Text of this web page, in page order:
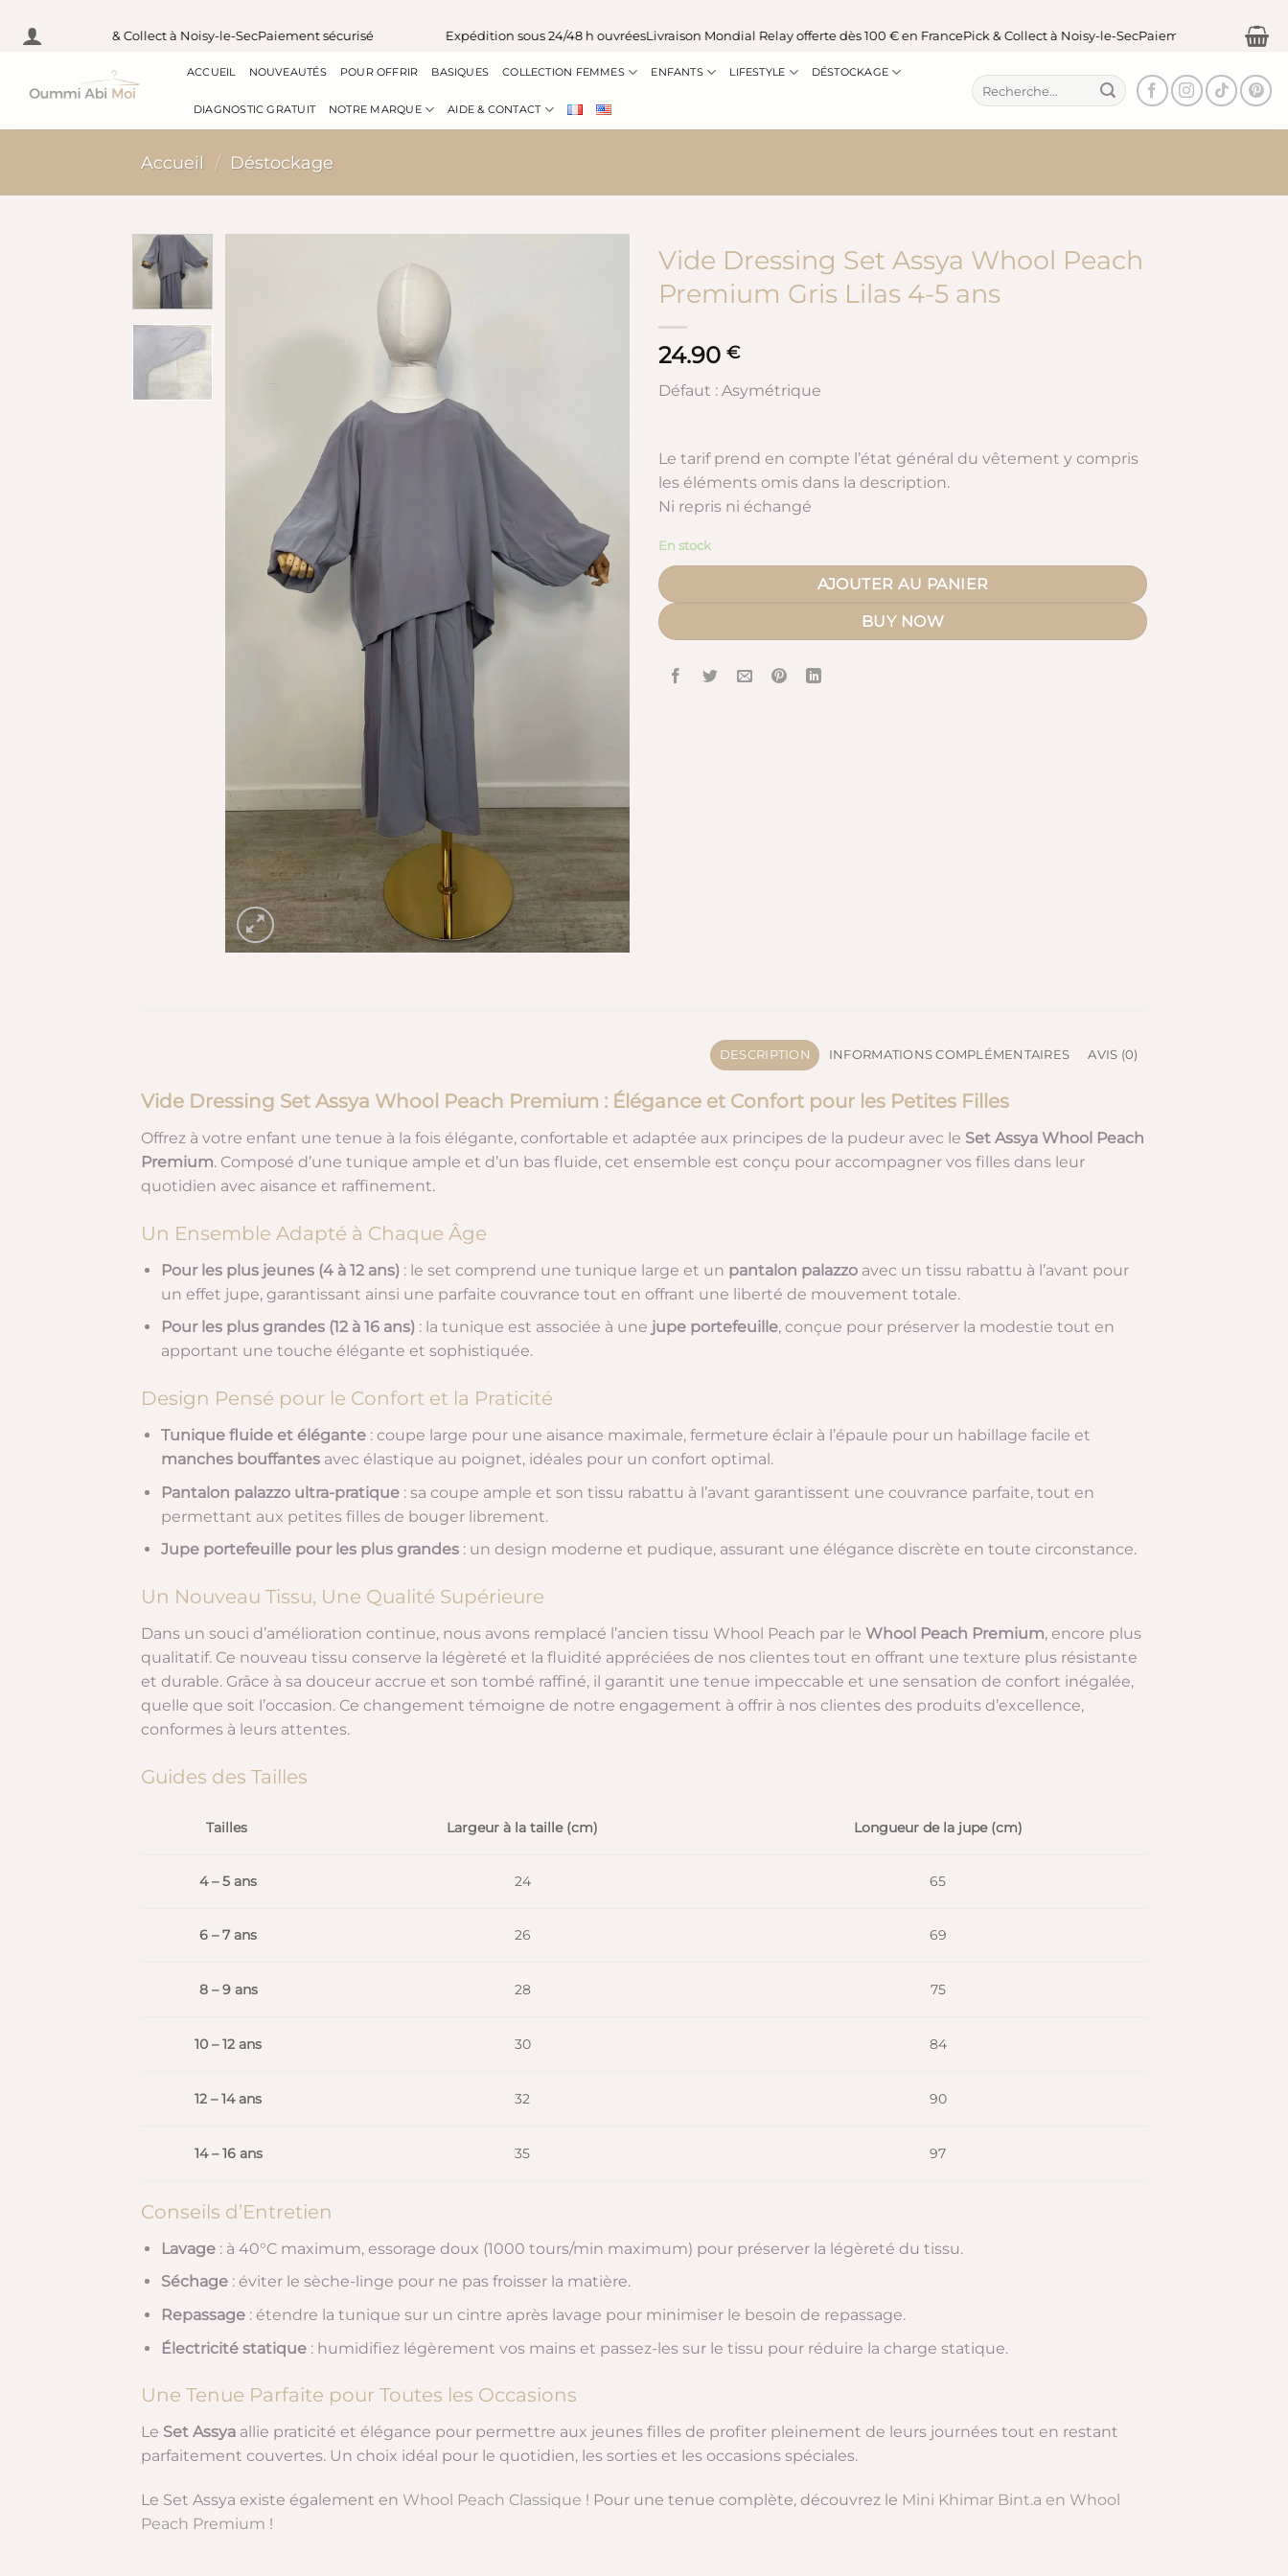
Passer
France Pick & Collect à Noisy-le-SecPaiement sécurisé Expédition sous 24/48 h ouvréesLivraison Mondial Relay offerte dès 100 € en FrancePick & Collect à Noisy-le-SecPaiement sécurisé
ACCUEIL NOUVEAUTÉS POUR OFFRIR BASIQUES COLLECTION FEMMES ENFANTS LIFESTYLE DÉSTOCKAGE
DIAGNOSTIC GRATUIT NOTRE MARQUE AIDE & CONTACT
Recherche
pour :
Accueil / Déstockage
Vide Dressing Set Assya Whool Peach
Premium Gris Lilas 4-5 ans
24.90 €
Défaut : Asymétrique
Le tarif prend en compte l’état général du vêtement y compris
les éléments omis dans la description.
Ni repris ni échangé
En stock
AJOUTER AU PANIER
BUY NOW
DESCRIPTION INFORMATIONS COMPLÉMENTAIRES AVIS (0)
Vide Dressing Set Assya Whool Peach Premium : Élégance et Confort pour les Petites Filles
Offrez à votre enfant une tenue à la fois élégante, confortable et adaptée aux principes de la pudeur avec le Set Assya Whool Peach
Premium. Composé d’une tunique ample et d’un bas fluide, cet ensemble est conçu pour accompagner vos filles dans leur
quotidien avec aisance et raffinement.
Un Ensemble Adapté à Chaque Âge
Pour les plus jeunes (4 à 12 ans): le set comprend une tunique large et un pantalon palazzoavec un tissu rabattu à l’avant pour
un effet jupe, garantissant ainsi une parfaite couvrance tout en offrant une liberté de mouvement totale.
Pour les plus grandes (12 à 16 ans): la tunique est associée à une jupe portefeuille, conçue pour préserver la modestie tout en
apportant une touche élégante et sophistiquée.
Design Pensé pour le Confort et la Praticité
Tunique fluide et élégante: coupe large pour une aisance maximale, fermeture éclair à l’épaule pour un habillage facile et
manches bouffantesavec élastique au poignet, idéales pour un confort optimal.
Pantalon palazzo ultra-pratique: sa coupe ample et son tissu rabattu à l’avant garantissent une couvrance parfaite, tout en
permettant aux petites filles de bouger librement.
Jupe portefeuille pour les plus grandes: un design moderne et pudique, assurant une élégance discrète en toute circonstance.
Un Nouveau Tissu, Une Qualité Supérieure
Dans un souci d’amélioration continue, nous avons remplacé l’ancien tissu Whool Peach par le Whool Peach Premium, encore plus
qualitatif. Ce nouveau tissu conserve la légèreté et la fluidité appréciées de nos clientes tout en offrant une texture plus résistante
et durable. Grâce à sa douceur accrue et son tombé raffiné, il garantit une tenue impeccable et une sensation de confort inégalée,
quelle que soit l’occasion. Ce changement témoigne de notre engagement à offrir à nos clientes des produits d’excellence,
conformes à leurs attentes.
Guides des Tailles
Tailles Largeur à la taille (cm) Longueur de la jupe (cm)
4 – 5 ans 24 65
6 – 7 ans 26 69
8 – 9 ans 28 75
10 – 12 ans 30 84
12 – 14 ans 32 90
14 – 16 ans 35 97
Conseils d’Entretien
Lavage: à 40°C maximum, essorage doux (1000 tours/min maximum) pour préserver la légèreté du tissu.
Séchage: éviter le sèche-linge pour ne pas froisser la matière.
Repassage: étendre la tunique sur un cintre après lavage pour minimiser le besoin de repassage.
Électricité statique: humidifiez légèrement vos mains et passez-les sur le tissu pour réduire la charge statique.
Une Tenue Parfaite pour Toutes les Occasions
Le Set Assya allie praticité et élégance pour permettre aux jeunes filles de profiter pleinement de leurs journées tout en restant
parfaitement couvertes. Un choix idéal pour le quotidien, les sorties et les occasions spéciales.
Le Set Assya existe également en Whool Peach Classique ! Pour une tenue complète, découvrez le Mini Khimar Bint.a en Whool
Peach Premium !